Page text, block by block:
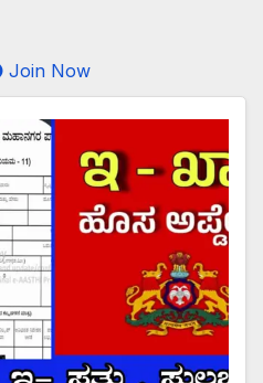
Join Now